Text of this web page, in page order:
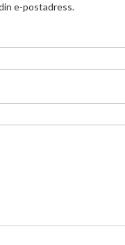
e-postadress.